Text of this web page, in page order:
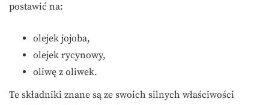
postawić na:
olejek jojoba,
olejek rycynowy,
oliwę z oliwek.
Te składniki znane są ze swoich silnych właściwości